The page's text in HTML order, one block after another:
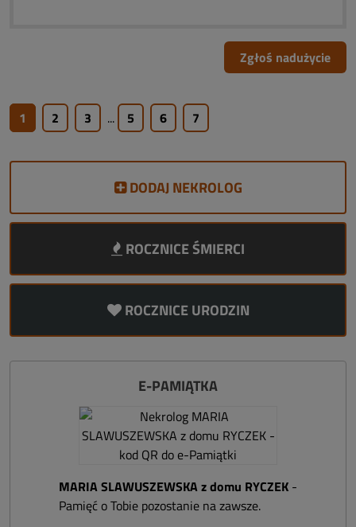
Zgłoś nadużycie
1 2 3 ... 5 6 7
DODAJ NEKROLOG
ROCZNICE ŚMIERCI
ROCZNICE URODZIN
E-PAMIĄTKA
MARIA SLAWUSZEWSKA z domu RYCZEK -
Pamięć o Tobie pozostanie na zawsze.